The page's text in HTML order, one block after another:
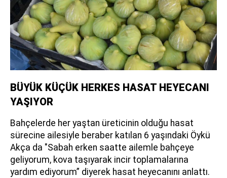
BÜYÜK KÜÇÜK HERKES HASAT HEYECANI
YAŞIYOR
Bahçelerde her yaştan üreticinin olduğu hasat
sürecine ailesiyle beraber katılan 6 yaşındaki Öykü
Akça da "Sabah erken saatte ailemle bahçeye
geliyorum, kova taşıyarak incir toplamalarına
yardım ediyorum” diyerek hasat heyecanını anlattı.